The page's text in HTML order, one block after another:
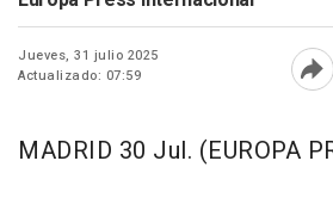
Jueves, 31 julio 2025
Actualizado: 07:59
MADRID 30 Jul. (EUROPA